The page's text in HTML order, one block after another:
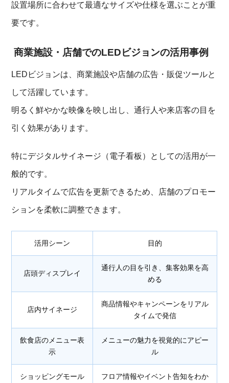
設置場所に合わせて最適なサイズや仕様を選ぶことが重
要です。
商業施設・店舗でのLEDビジョンの活用事例
LEDビジョンは、商業施設や店舗の広告・販促ツールと
して活躍しています。
明るく鮮やかな映像を映し出し、通行人や来店客の目を
引く効果があります。
特にデジタルサイネージ（電子看板）としての活用が一
般的です。
リアルタイムで広告を更新できるため、店舗のプロモー
ションを柔軟に調整できます。
活用シーン 目的
店頭ディスプレイ
通行人の目を引き、集客効果を高
める
店内サイネージ
商品情報やキャンペーンをリアル
タイムで発信
飲食店のメニュー表
示
メニューの魅力を視覚的にアピー
ル
ショッピングモール
フロア情報やイベント告知をわか